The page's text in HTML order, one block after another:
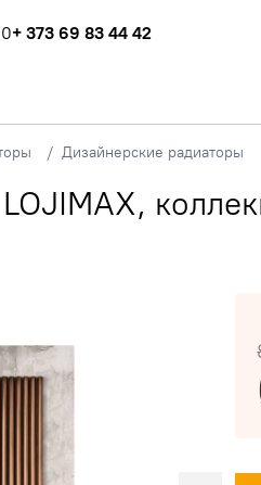
+ 373 69 83 44 42
Дизайнерские радиаторы